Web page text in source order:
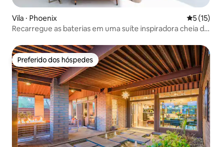
Vila ⋅ Phoenix 5 de uma
5 (15)
Recarregue as baterias em uma suíte inspiradora cheia de
Preferido dos hóspedes
Preferido dos hóspedes